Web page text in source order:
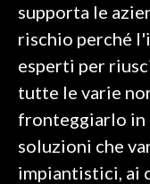
supporta le
rischio perché
esperti per
tutte le varie
fronteggiarlo in
soluzioni che
impiantistici, ai